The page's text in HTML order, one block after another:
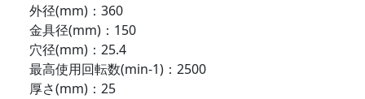
外径(mm)：360
金具径(mm)：150
穴径(mm)：25.4
最高使用回転数(min-1)：2500
厚さ(mm)：25